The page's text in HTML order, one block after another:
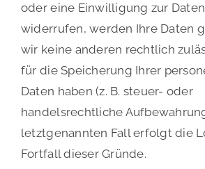
oder eine Einwilligung zur
widerrufen, werden Ihre Daten
wir keine anderen rechtlich
für die Speicherung Ihrer
Daten haben (z. B. steuer- oder
handelsrechtliche
letztgenannten Fall erfolgt die
Fortfall dieser Gründe.